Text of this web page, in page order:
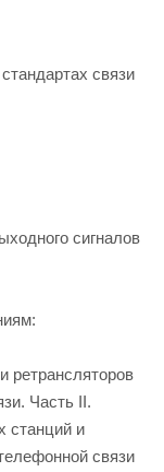
связи
сигналов
ретрансляторов
Часть II.
станций и
связи